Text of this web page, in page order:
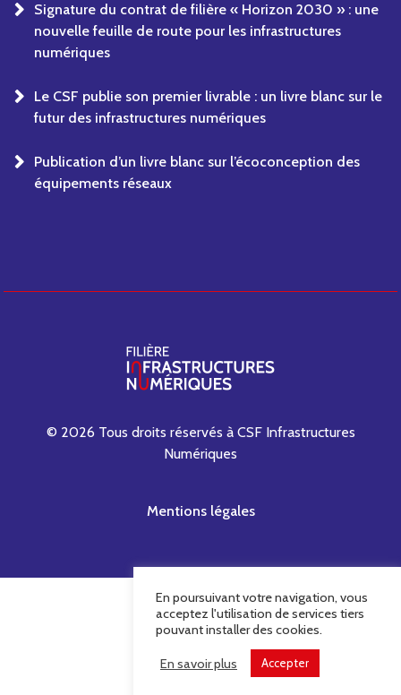
Signature du contrat de filière « Horizon 2030 » : une
nouvelle feuille de route pour les infrastructures
numériques
Le CSF publie son premier livrable : un livre blanc sur le
futur des infrastructures numériques
Publication d’un livre blanc sur l’écoconception des
équipements réseaux
© 2026 Tous droits réservés à CSF Infrastructures
Numériques
Mentions légales
En poursuivant votre navigation, vous
acceptez l'utilisation de services tiers
pouvant installer des cookies.
En savoir plus Accepter